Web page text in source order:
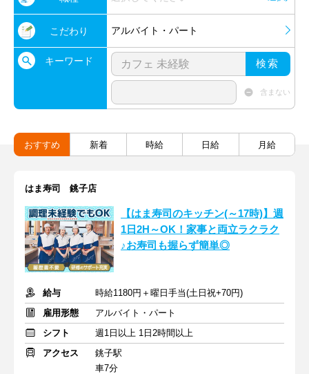
こだわり アルバイト・パート
キーワード 検索
含まない
おすすめ 新着 時給 日給 月給
はま寿司 銚子店
【はま寿司のキッチン(～17時)】週
1日2H～OK！家事と両立ラクラク
♪お寿司も握らず簡単◎
給与
時給1180円＋曜日手当(土日祝+70円)
雇用形態
アルバイト・パート
シフト
週1日以上 1日2時間以上
アクセス
銚子駅
車7分